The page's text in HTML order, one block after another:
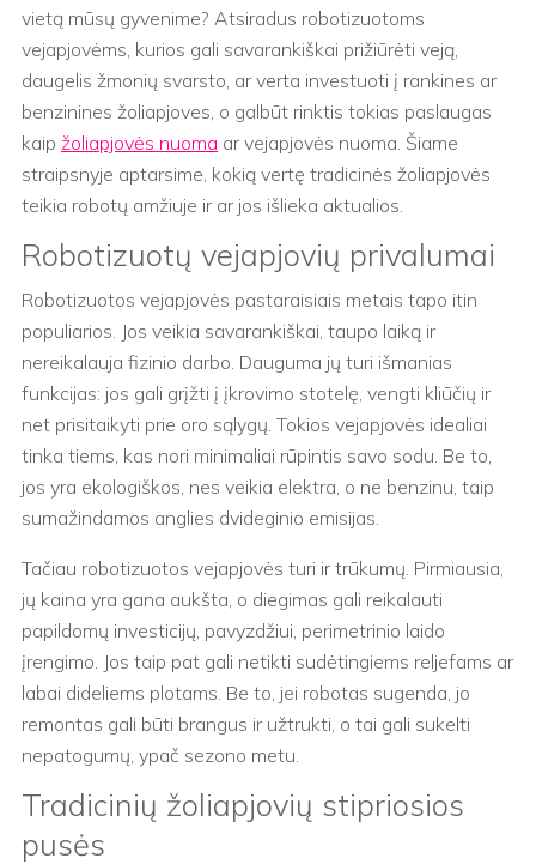
vietą mūsų gyvenime? Atsiradus robotizuotoms
vejapjovėms, kurios gali savarankiškai prižiūrėti veją,
daugelis žmonių svarsto, ar verta investuoti į rankines ar
benzinines žoliapjoves, o galbūt rinktis tokias paslaugas
kaip žoliapjovės nuoma ar vejapjovės nuoma. Šiame
straipsnyje aptarsime, kokią vertę tradicinės žoliapjovės
teikia robotų amžiuje ir ar jos išlieka aktualios.
Robotizuotų vejapjovių privalumai
Robotizuotos vejapjovės pastaraisiais metais tapo itin
populiarios. Jos veikia savarankiškai, taupo laiką ir
nereikalauja fizinio darbo. Dauguma jų turi išmanias
funkcijas: jos gali grįžti į įkrovimo stotelę, vengti kliūčių ir
net prisitaikyti prie oro sąlygų. Tokios vejapjovės idealiai
tinka tiems, kas nori minimaliai rūpintis savo sodu. Be to,
jos yra ekologiškos, nes veikia elektra, o ne benzinu, taip
sumažindamos anglies dvideginio emisijas.
Tačiau robotizuotos vejapjovės turi ir trūkumų. Pirmiausia,
jų kaina yra gana aukšta, o diegimas gali reikalauti
papildomų investicijų, pavyzdžiui, perimetrinio laido
įrengimo. Jos taip pat gali netikti sudėtingiems reljefams ar
labai dideliems plotams. Be to, jei robotas sugenda, jo
remontas gali būti brangus ir užtrukti, o tai gali sukelti
nepatogumų, ypač sezono metu.
Tradicinių žoliapjovių stipriosios
pusės